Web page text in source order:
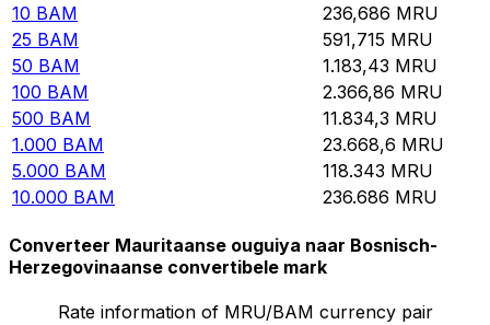
10 BAM 236,686 MRU
25 BAM 591,715 MRU
50 BAM 1.183,43 MRU
100 BAM 2.366,86 MRU
500 BAM 11.834,3 MRU
1.000 BAM 23.668,6 MRU
5.000 BAM 118.343 MRU
10.000 BAM 236.686 MRU
Converteer Mauritaanse ouguiya naar Bosnisch-
Herzegovinaanse convertibele mark
Rate information of MRU/BAM currency pair